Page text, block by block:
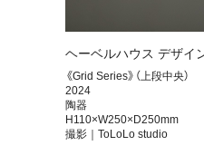
ヘーベルハウス デザイ
《Grid Series》（上段中央）
2024
陶器
H110×W250×D250mm
撮影｜ToLoLo studio